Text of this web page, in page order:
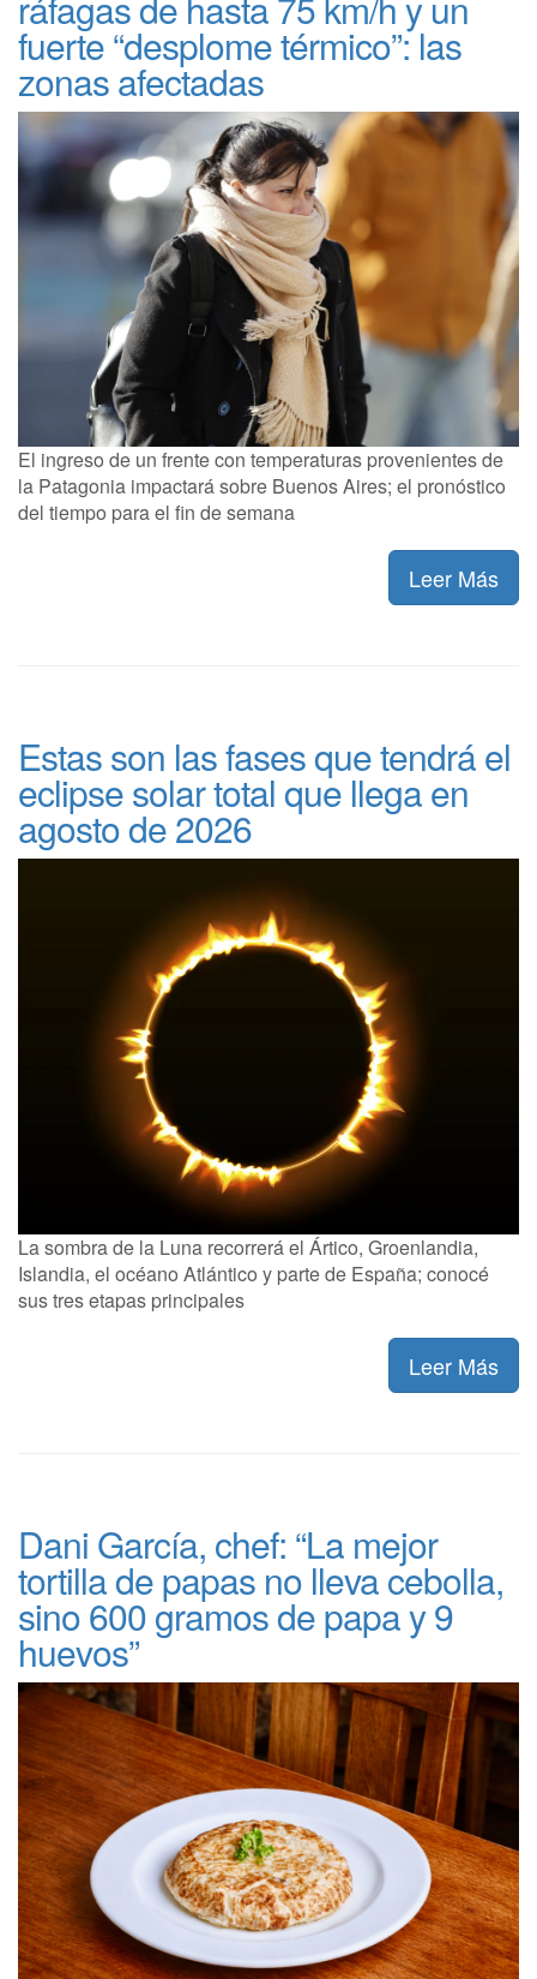
fuerte “desplome térmico”: las
zonas afectadas
El ingreso de un frente con temperaturas provenientes de
la Patagonia impactará sobre Buenos Aires; el pronóstico
del tiempo para el fin de semana
Leer Más
Estas son las fases que tendrá el
eclipse solar total que llega en
agosto de 2026
La sombra de la Luna recorrerá el Ártico, Groenlandia,
Islandia, el océano Atlántico y parte de España; conocé
sus tres etapas principales
Leer Más
Dani García, chef: “La mejor
tortilla de papas no lleva cebolla,
sino 600 gramos de papa y 9
huevos”